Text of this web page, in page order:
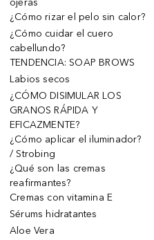
ojeras
¿Cómo rizar el pelo sin calor?
¿Cómo cuidar el cuero
cabellundo?
TENDENCIA: SOAP BROWS
Labios secos
¿CÓMO DISIMULAR LOS
GRANOS RÁPIDA Y
EFICAZMENTE?
¿Cómo aplicar el iluminador?
/ Strobing
¿Qué son las cremas
reafirmantes?
Cremas con vitamina E
Sérums hidratantes
Aloe Vera